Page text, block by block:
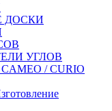
ДОСКИ
УГЛОВ
/ CURIO